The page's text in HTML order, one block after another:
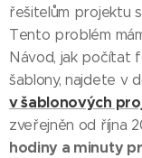
řešitelům projektu
Tento problém
Návod, jak počítat
šablony, najdete v
v šablonových
zveřejněn od října
hodiny a minuty